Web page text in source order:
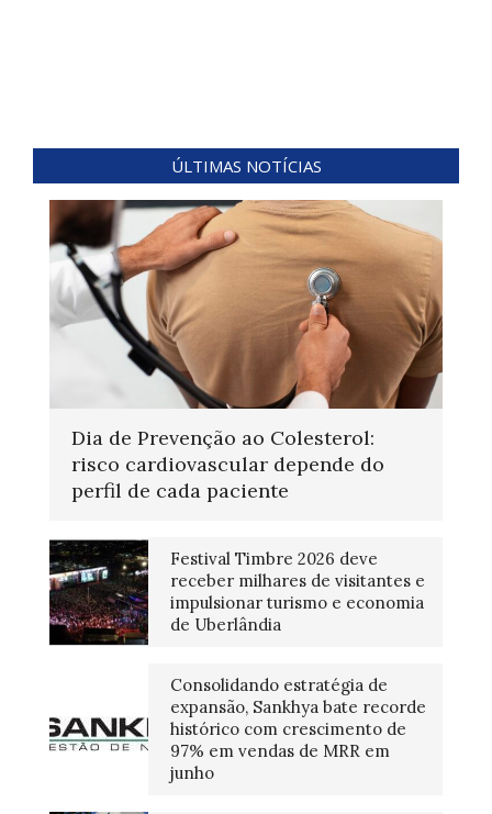
ÚLTIMAS NOTÍCIAS
Dia de Prevenção ao Colesterol:
risco cardiovascular depende do
perfil de cada paciente
Festival Timbre 2026 deve
receber milhares de visitantes e
impulsionar turismo e economia
de Uberlândia
Consolidando estratégia de
expansão, Sankhya bate recorde
histórico com crescimento de
97% em vendas de MRR em
junho